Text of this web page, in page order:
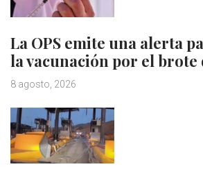
La OPS emite una alerta
la vacunación por el brote
8 agosto, 2026